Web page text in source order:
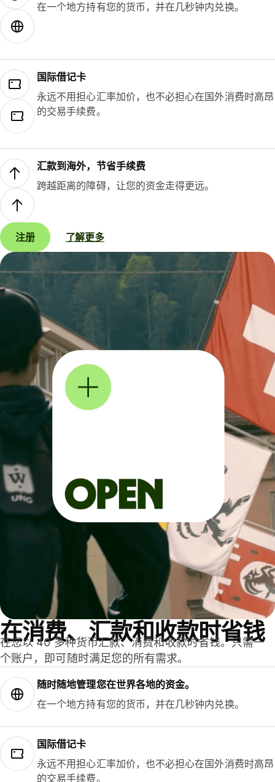
在一个地方持有您的货币，并在几秒钟内兑换。
国际借记卡
永远不用担心汇率加价，也不必担心在国外消费时高昂
的交易手续费。
汇款到海外，节省手续费
跨越距离的障碍，让您的资金走得更远。
注册 了解更多
在消费、汇款和收款时省钱
在您以 40 多种货币汇款、消费和收款时省钱。只需一
个账户，即可随时满足您的所有需求。
随时随地管理您在世界各地的资金。
在一个地方持有您的货币，并在几秒钟内兑换。
国际借记卡
永远不用担心汇率加价，也不必担心在国外消费时高昂
的交易手续费。